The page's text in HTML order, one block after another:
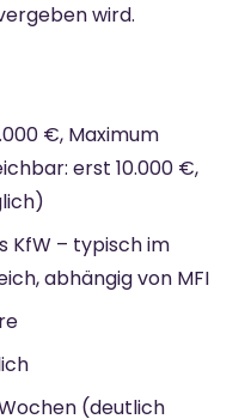
wird.
€, Maximum
erst 10.000 €,
KfW – typisch im
abhängig von MFI
(deutlich